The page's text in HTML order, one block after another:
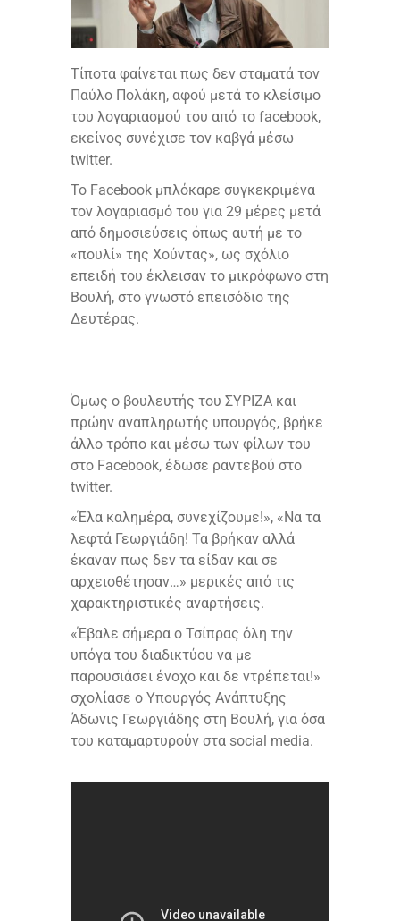
Τίποτα φαίνεται πως δεν σταματά τον
Παύλο Πολάκη, αφού μετά το κλείσιμο
του λογαριασμού του από το facebook,
εκείνος συνέχισε τον καβγά μέσω
twitter.
To Facebook μπλόκαρε συγκεκριμένα
τον λογαριασμό του για 29 μέρες μετά
από δημοσιεύσεις όπως αυτή με το
«πουλί» της Χούντας», ως σχόλιο
επειδή του έκλεισαν το μικρόφωνο στη
Βουλή, στο γνωστό επεισόδιο της
Δευτέρας.
Όμως ο βουλευτής του ΣΥΡΙΖΑ και
πρώην αναπληρωτής υπουργός, βρήκε
άλλο τρόπο και μέσω των φίλων του
στο Facebook, έδωσε ραντεβού στο
twitter.
«Έλα καλημέρα, συνεχίζουμε!», «Να τα
λεφτά Γεωργιάδη! Τα βρήκαν αλλά
έκαναν πως δεν τα είδαν και σε
αρχειοθέτησαν…» μερικές από τις
χαρακτηριστικές αναρτήσεις.
«Έβαλε σήμερα ο Τσίπρας όλη την
υπόγα του διαδικτύου να με
παρουσιάσει ένοχο και δε ντρέπεται!»
σχολίασε ο Υπουργός Ανάπτυξης
Άδωνις Γεωργιάδης στη Βουλή, για όσα
του καταμαρτυρούν στα social media.